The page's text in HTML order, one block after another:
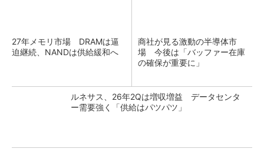
27年メモリ市場 DRAMは逼
迫継続、NANDは供給緩和へ
商社が見る激動の半導体市
場 今後は「バッファー在庫
の確保が重要に」
ルネサス、26年2Qは増収増益 データセンタ
ー需要強く「供給はパツパツ」